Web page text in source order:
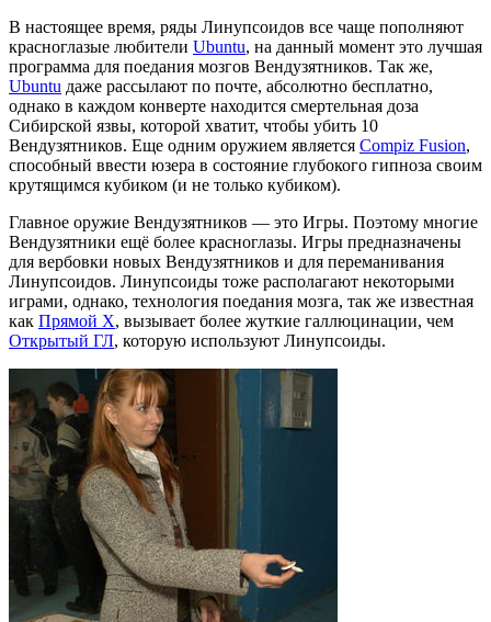
В настоящее время, ряды Линупсоидов все чаще пополняют
красноглазые любители Ubuntu, на данный момент это лучшая
программа для поедания мозгов Вендузятников. Так же,
Ubuntu даже рассылают по почте, абсолютно бесплатно,
однако в каждом конверте находится смертельная доза
Сибирской язвы, которой хватит, чтобы убить 10
Вендузятников. Еще одним оружием является Compiz Fusion,
способный ввести юзера в состояние глубокого гипноза своим
крутящимся кубиком (и не только кубиком).
Главное оружие Вендузятников — это Игры. Поэтому многие
Вендузятники ещё более красноглазы. Игры предназначены
для вербовки новых Вендузятников и для переманивания
Линупсоидов. Линупсоиды тоже располагают некоторыми
играми, однако, технология поедания мозга, так же известная
как Прямой Х, вызывает более жуткие галлюцинации, чем
Открытый ГЛ, которую используют Линупсоиды.